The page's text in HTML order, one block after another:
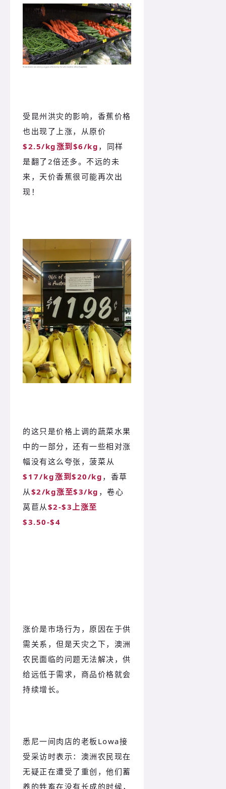
受昆州洪灾的影响，香蕉价格
也出现了上涨，从原价
$2.5/kg涨到$6/kg ，同样
是翻了2倍还多。不远的未
来，天价香蕉很可能再次出
现！
的这只是价格上调的蔬菜水果
中的一部分，还有一些相对涨
幅没有这么夸张， 菠菜从
$17/kg涨到$20/kg ，香草
从 $2/kg涨至$3/kg ，卷心
莴苣从 $2-$3上涨至
$3.50-$4
涨价是市场行为，原因在于供
需关系，但是天灾之下，澳洲
农民面临的问题无法解决，供
给远低于需求，商品价格就会
持续增长。
悉尼一间肉店的老板Lowa接
受采访时表示：澳洲农民现在
无疑正在遭受了重创，他们蓄
养的牲畜在没有长成的时候，